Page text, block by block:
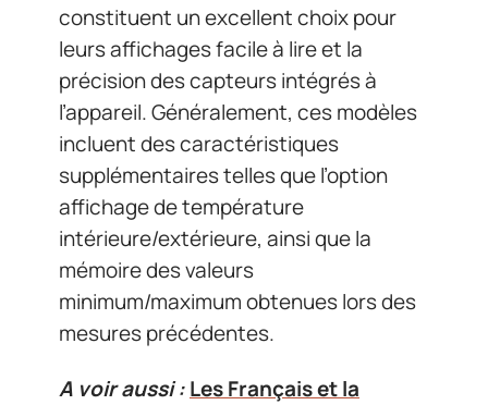
constituent un excellent choix pour
leurs affichages facile à lire et la
précision des capteurs intégrés à
l’appareil. Généralement, ces modèles
incluent des caractéristiques
supplémentaires telles que l’option
affichage de température
intérieure/extérieure, ainsi que la
mémoire des valeurs
minimum/maximum obtenues lors des
mesures précédentes.
A voir aussi :Les Français et la